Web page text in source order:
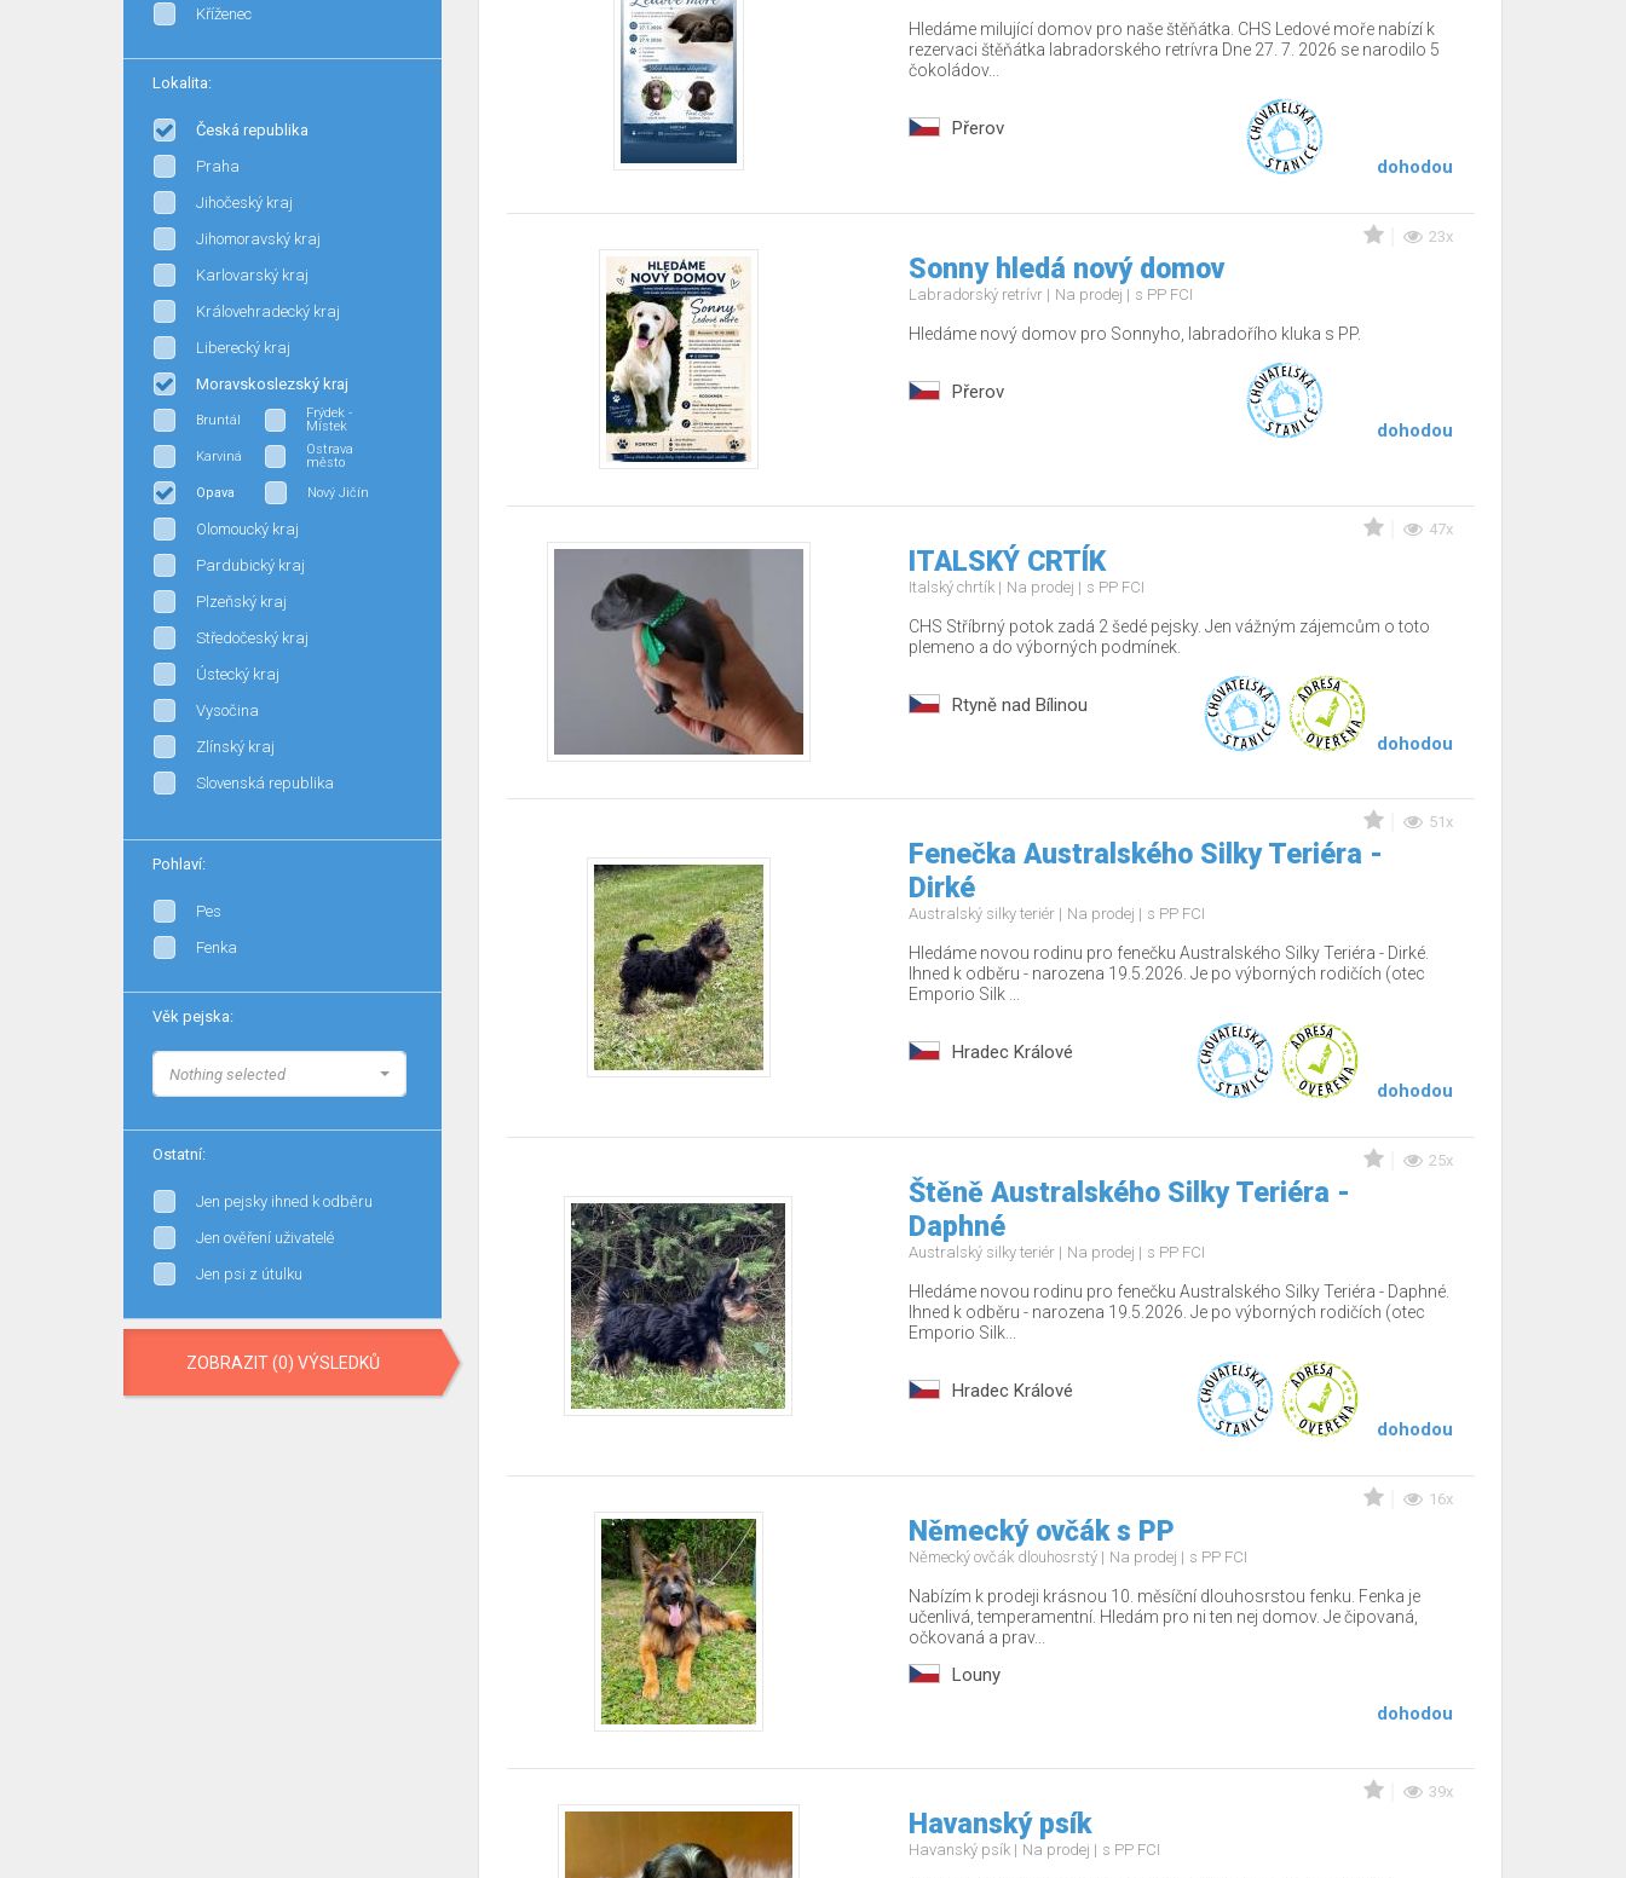
Kříženec
Lokalita:
Česká republika
Praha
Jihočeský kraj
Jihomoravský kraj
Karlovarský kraj
Královehradecký kraj
Liberecký kraj
Moravskoslezský kraj
Bruntál
Frýdek -
Místek
Karviná
Ostrava
město
Opava
Nový Jičín
Olomoucký kraj
Pardubický kraj
Plzeňský kraj
Středočeský kraj
Ústecký kraj
Vysočina
Zlínský kraj
Slovenská republika
Pohlaví:
Pes
Fenka
Věk pejska:
Nothing selected
Ostatní:
Jen pejsky ihned k odběru
Jen ověření uživatelé
Jen psi z útulku
ZOBRAZIT (0) VÝSLEDKŮ
Hledáme milující domov pro naše štěňátka. CHS Ledové moře nabízí k
rezervaci štěňátka labradorského retrívra Dne 27. 7. 2026 se narodilo 5
čokoládov...
Přerov
dohodou
23x
Sonny hledá nový domov
Labradorský retrívr Na prodej s PP FCI
Hledáme nový domov pro Sonnyho, labradořího kluka s PP.
Přerov
dohodou
47x
ITALSKÝ CRTÍK
Italský chrtík Na prodej s PP FCI
CHS Stříbrný potok zadá 2 šedé pejsky. Jen vážným zájemcům o toto
plemeno a do výborných podmínek.
Rtyně nad Bílinou
dohodou
51x
Fenečka Australského Silky Teriéra -
Dirké
Australský silky teriér Na prodej s PP FCI
Hledáme novou rodinu pro fenečku Australského Silky Teriéra - Dirké.
Ihned k odběru - narozena 19.5.2026. Je po výborných rodičích (otec
Emporio Silk ...
Hradec Králové
dohodou
25x
Štěně Australského Silky Teriéra -
Daphné
Australský silky teriér Na prodej s PP FCI
Hledáme novou rodinu pro fenečku Australského Silky Teriéra - Daphné.
Ihned k odběru - narozena 19.5.2026. Je po výborných rodičích (otec
Emporio Silk...
Hradec Králové
dohodou
16x
Německý ovčák s PP
Německý ovčák dlouhosrstý Na prodej s PP FCI
Nabízím k prodeji krásnou 10. měsíční dlouhosrstou fenku. Fenka je
učenlivá, temperamentní. Hledám pro ni ten nej domov. Je čipovaná,
očkovaná a prav...
Louny
dohodou
39x
Havanský psík
Havanský psík Na prodej s PP FCI